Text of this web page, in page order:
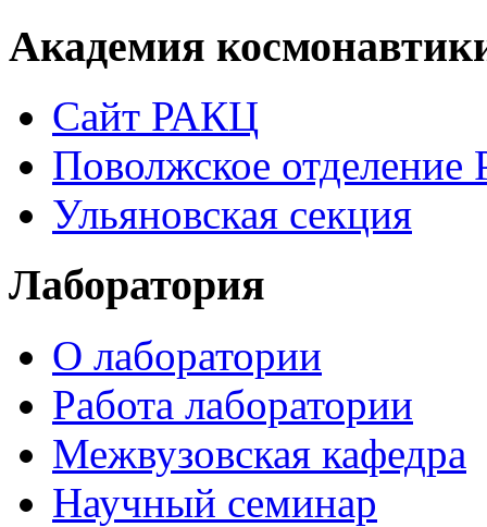
Академия
Сайт РАКЦ
Поволжское
Ульяновская секция
Лаборатория
О лаборатории
Работа лаборатории
Межвузовская кафедра
Научный семинар